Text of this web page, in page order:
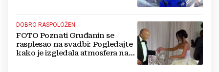
DOBRO RASPOLOŽEN
FOTO Poznati Gruđanin se
rasplesao na svadbi: Pogledajte
kako je izgledala atmosfera na